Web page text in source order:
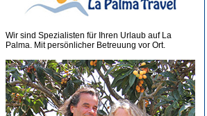
Wir sind Spezialisten für Ihren Urlaub auf La
Palma. Mit persönlicher Betreuung vor Ort.